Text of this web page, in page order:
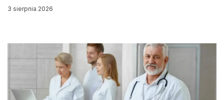
3 sierpnia 2026